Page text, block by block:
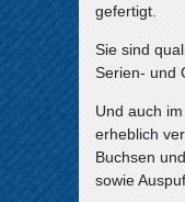
gefertigt.
Sie sind
Serien- und
Und auch
erheblich
Buchsen
sowie